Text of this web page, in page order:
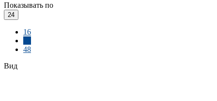
Показывать по
24
16
48
Вид